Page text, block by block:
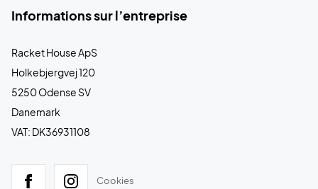
Informations sur l’entreprise
Racket House ApS
Holkebjergvej 120
5250 Odense SV
Danemark
VAT: DK36931108
Cookies